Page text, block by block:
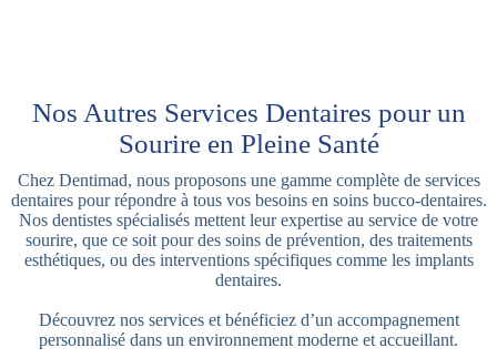
Nos Autres Services Dentaires pour un
Sourire en Pleine Santé
Chez Dentimad, nous proposons une gamme complète de services
dentaires pour répondre à tous vos besoins en soins bucco-dentaires.
Nos dentistes spécialisés mettent leur expertise au service de votre
sourire, que ce soit pour des soins de prévention, des traitements
esthétiques, ou des interventions spécifiques comme les implants
dentaires.
Découvrez nos services et bénéficiez d’un accompagnement
personnalisé dans un environnement moderne et accueillant.